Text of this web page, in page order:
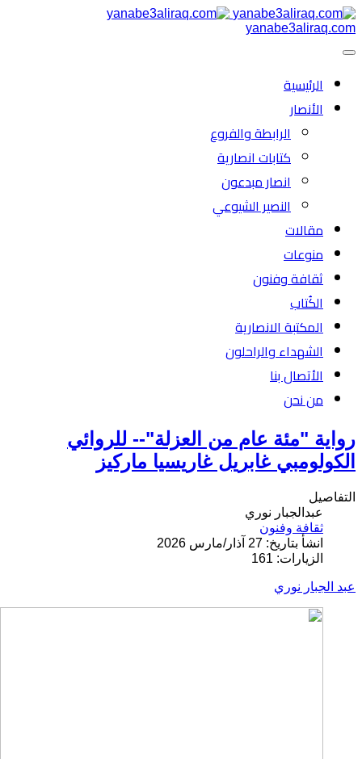
yanabe3aliraq.com
الرئیسية
الأنصار
الرابطة والفروع
كتابات انصارية
انصار مبدعون
النصیر الشیوعي
مقالات
منوعات
ثقافة وفنون
الكُتاب
المكتبة الانصارية
الشهداء والراحلون
الأتصال بنا
من نحن
رواية "مئة عام من العزلة"-- للروائي
الكولومبي غابريل غاريسيا ماركيز
التفاصيل
عبدالجبار نوري
ثقافة وفنون
انشأ بتاريخ: 27 آذار/مارس 2026
الزيارات: 161
عبد الجبار نوري